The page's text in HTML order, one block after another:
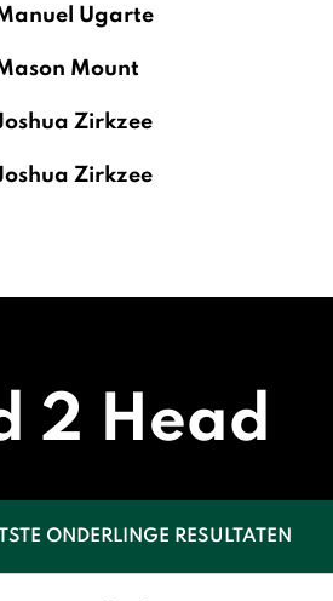
Ugarte
Mount
Zirkzee
Zirkzee
2 Head
ONDERLINGE RESULTATEN